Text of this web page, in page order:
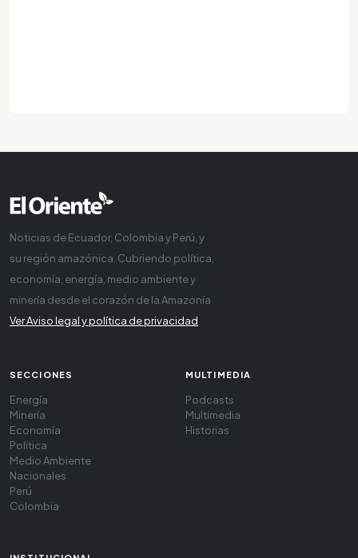
Noticias de Ecuador, Colombia y Perú, y
su región amazónica. Cubriendo política,
economía, energía, medio ambiente y
minería desde el corazón de la Amazonía
Ver Aviso legal y política de privacidad
SECCIONES
Energía
Minería
Economía
Política
Medio Ambiente
Nacionales
Perú
Colombia
MULTIMEDIA
Podcasts
Multimedia
Historias